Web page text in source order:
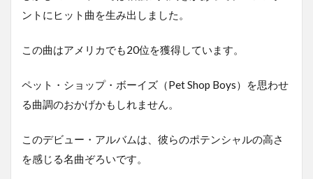
ントにヒット曲を生み出しました。
この曲はアメリカでも20位を獲得しています。
ペット・ショップ・ボーイズ（Pet Shop Boys）を思わせ
る曲調のおかげかもしれません。
このデビュー・アルバムは、彼らのポテンシャルの高さ
を感じる名曲ぞろいです。